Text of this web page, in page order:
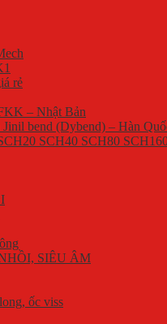
rẻ
– Nhật Bản
bend (Dybend) – Hàn
SCH40 SCH80
SIÊU ÂM
ốc viss